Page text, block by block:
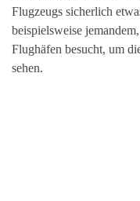
Flugzeugs sicherlich
beispielsweise
Flughäfen besucht, um
sehen.